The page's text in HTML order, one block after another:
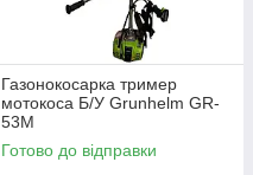
Газонокосарка тример
мотокоса Б/У Grunhelm GR-
53M
Готово до відправки